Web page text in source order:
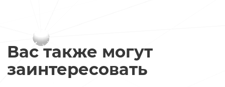
Вас также могут
заинтересовать